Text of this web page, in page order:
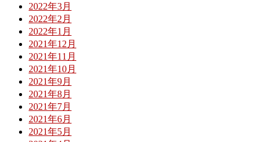
2022年3月
2022年2月
2022年1月
2021年12月
2021年11月
2021年10月
2021年9月
2021年8月
2021年7月
2021年6月
2021年5月